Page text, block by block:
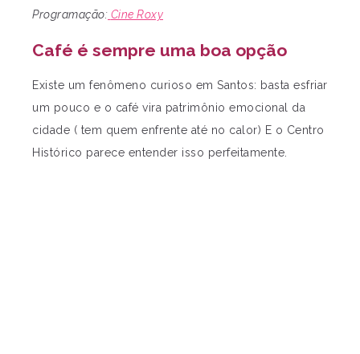
Programação: Cine Roxy
Café é sempre uma boa opção
Existe um fenômeno curioso em Santos: basta esfriar
um pouco e o café vira patrimônio emocional da
cidade ( tem quem enfrente até no calor) E o Centro
Histórico parece entender isso perfeitamente.